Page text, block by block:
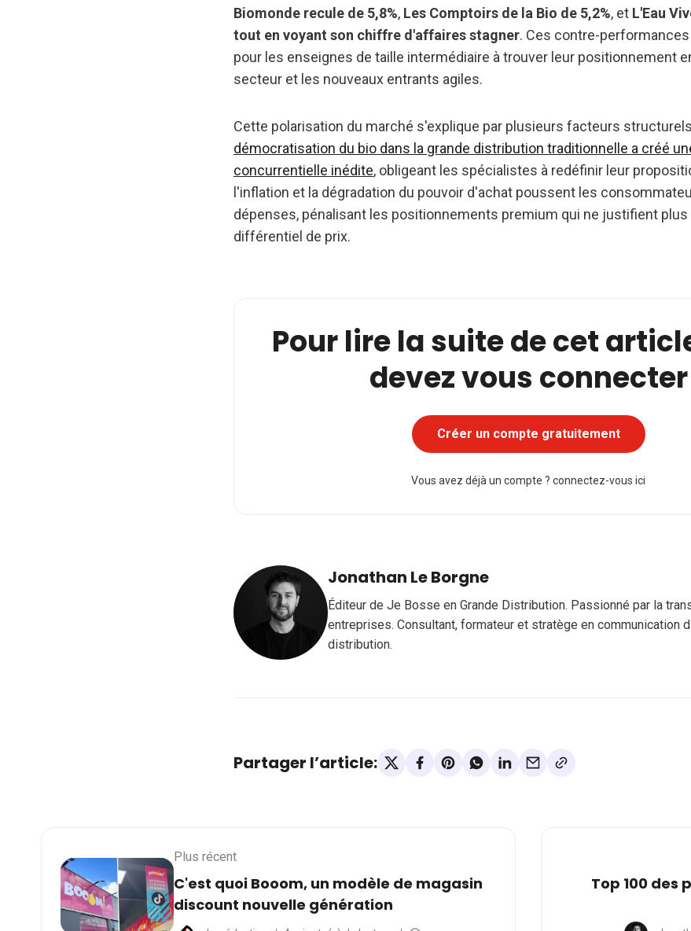
Biomonde recule de 5,8%, Les Comptoirs de la Bio de 5,2%, et L'Eau
tout en voyant son chiffre d'affaires stagner. Ces contre-
pour les enseignes de taille intermédiaire à trouver leur positionnement
secteur et les nouveaux entrants agiles.
Cette polarisation du marché s'explique par plusieurs facteurs
démocratisation du bio dans la grande distribution traditionnelle a créé
concurrentielle inédite, obligeant les spécialistes à redéfinir leur
l'inflation et la dégradation du pouvoir d'achat poussent les
dépenses, pénalisant les positionnements premium qui ne justifient
différentiel de prix.
Pour lire la suite de cet
devez vous connecter
Créer un compte gratuitement
Vous avez déjà un compte ? connectez-vous ici
Jonathan Le Borgne
Éditeur de Je Bosse en Grande Distribution. Passionné par la
entreprises. Consultant, formateur et stratège en communication
distribution.
Partager l’article:
Plus récent
C'est quoi Booom, un modèle de magasin
discount nouvelle génération
Top 100 des